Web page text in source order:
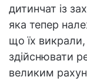
дитинчат із
яка тепер
що їх
здійснювати
великим